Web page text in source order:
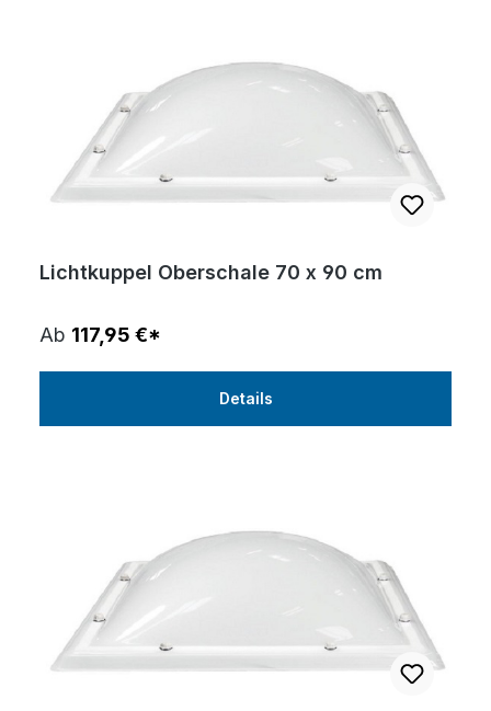
Lichtkuppel Oberschale 70 x 90 cm
Ab 117,95 €*
Details